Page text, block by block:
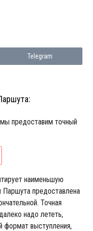
Telegram
предоставим точный
наименьшую
предоставлена
Точная
надо лететь,
формат выступления,